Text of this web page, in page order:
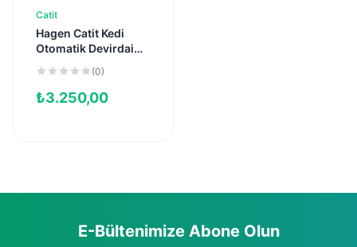
Catit
Hagen Catit Kedi
Otomatik Devirdaim
(0)
₺3.250,00
E-Bültenimize Abone Olun